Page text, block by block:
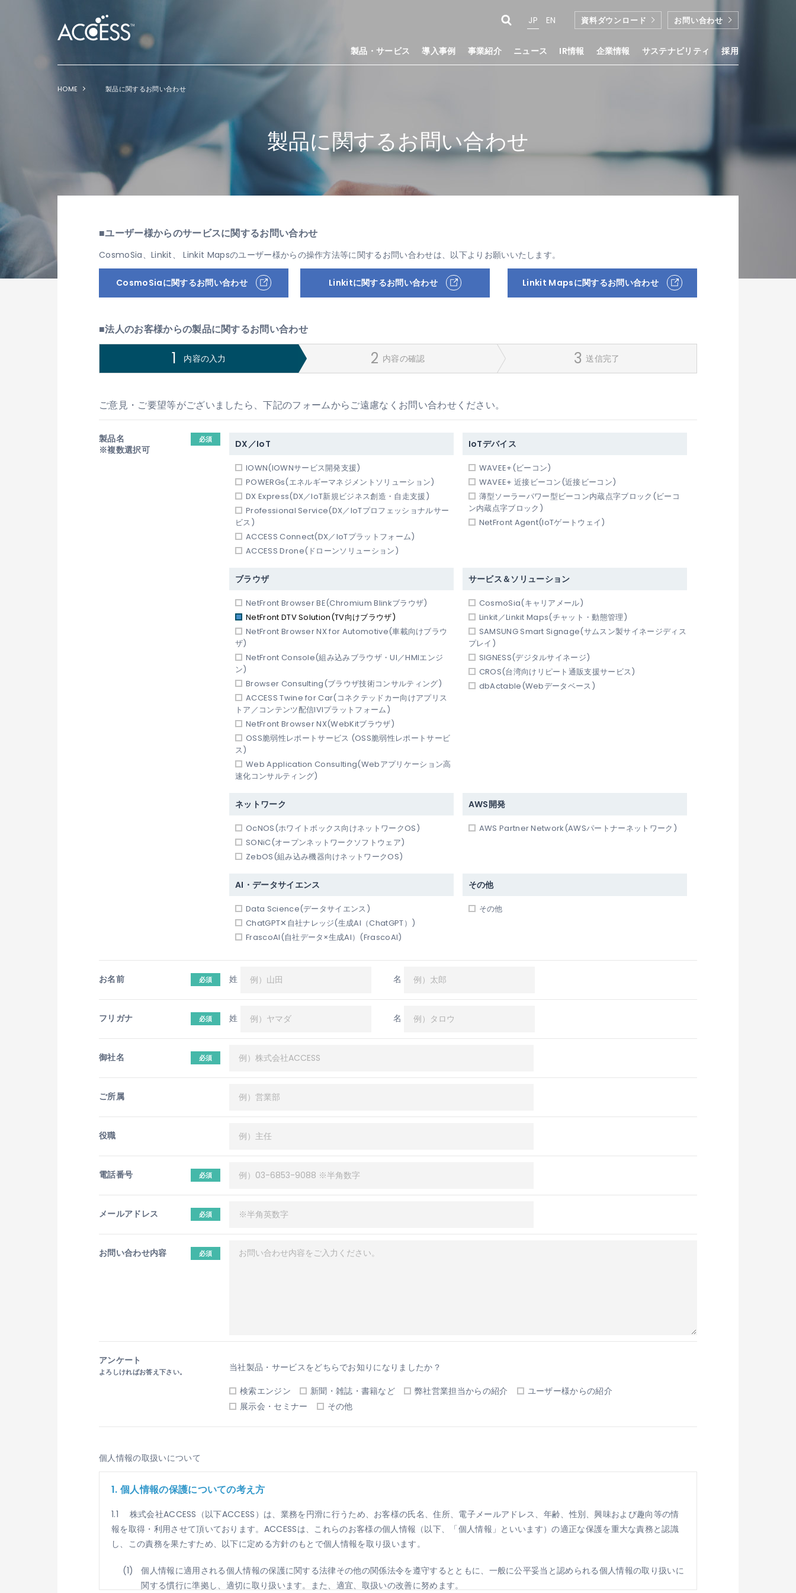
製品・サービス 導入事例 事業紹介 ニュース IR情報 企業情報 サステナビリティ 採用
JP EN 資料ダウンロード お問い合わせ
HOME 製品に関するお問い合わせ
製品に関するお問い合わせ
■ユーザー様からのサービスに関するお問い合わせ
CosmoSia、Linkit、 Linkit Mapsのユーザー様からの操作方法等に関するお問い合わせは、以下よりお願いいたします。
CosmoSiaに関するお問い合わせ Linkit Mapsに関するお問い合わせ
Linkitに関するお問い合わせ
■法人のお客様からの製品に関するお問い合わせ
内容の入力 内容の確認 送信完了
ご意見・ご要望等がございましたら、下記のフォームからご遠慮なくお問い合わせください。
製品名
※複数選択可
必須 DX／IoT
IOWN(IOWNサービス開発支援)
POWERGs(エネルギーマネジメントソリューション)
DX Express(DX／IoT新規ビジネス創造・自走支援)
Professional Service(DX／IoTプロフェッショナルサー
ビス)
ACCESS Connect(DX／IoTプラットフォーム)
ACCESS Drone(ドローンソリューション)
IoTデバイス
WAVEE+(ビーコン)
WAVEE+ 近接ビーコン(近接ビーコン)
薄型ソーラーパワー型ビーコン内蔵点字ブロック(ビーコ
ン内蔵点字ブロック)
NetFront Agent(IoTゲートウェイ)
ブラウザ
NetFront Browser BE(Chromium Blinkブラウザ)
NetFront DTV Solution(TV向けブラウザ)
NetFront Browser NX for Automotive(車載向けブラウ
ザ)
NetFront Console(組み込みブラウザ・UI／HMIエンジ
ン)
Browser Consulting(ブラウザ技術コンサルティング)
ACCESS Twine for Car(コネクテッドカー向けアプリス
トア／コンテンツ配信IVIプラットフォーム)
NetFront Browser NX(WebKitブラウザ)
OSS脆弱性レポートサービス (OSS脆弱性レポートサービ
ス)
Web Application Consulting(Webアプリケーション高
速化コンサルティング)
サービス＆ソリューション
CosmoSia(キャリアメール)
Linkit／Linkit Maps(チャット・動態管理)
SAMSUNG Smart Signage(サムスン製サイネージディス
プレイ)
SIGNESS(デジタルサイネージ)
CROS(台湾向けリピート通販支援サービス)
dbActable(Webデータベース)
ネットワーク
OcNOS(ホワイトボックス向けネットワークOS)
SONiC(オープンネットワークソフトウェア)
ZebOS(組み込み機器向けネットワークOS)
AWS開発
AWS Partner Network(AWSパートナーネットワーク)
AI・データサイエンス
Data Science(データサイエンス)
ChatGPT✕自社ナレッジ(生成AI（ChatGPT）)
FrascoAI(自社データ×生成AI）(FrascoAI)
その他
その他
お名前 必須 姓 名
フリガナ 必須 姓 名
御社名 必須
ご所属
役職
電話番号 必須
メールアドレス 必須
お問い合わせ内容 必須
アンケート
よろしければお答え下さい。
当社製品・サービスをどちらでお知りになりましたか？
検索エンジン
新聞・雑誌・書籍など 弊社営業担当からの紹介
ユーザー様からの紹介
展示会・セミナー
その他
個人情報の取扱いについて
1. 個人情報の保護についての考え方
1.1 株式会社ACCESS（以下ACCESS）は、業務を円滑に行うため、お客様の氏名、住所、電子メールアドレス、年齢、性別、興味および趣向等の情
報を取得・利用させて頂いております。ACCESSは、これらのお客様の個人情報（以下、「個人情報」といいます）の適正な保護を重大な責務と認識
し、この責務を果たすため、以下に定める方針のもとで個人情報を取り扱います。
個人情報に適用される個人情報の保護に関する法律その他の関係法令を遵守するとともに、一般に公平妥当と認められる個人情報の取り扱いに
関する慣行に準拠し、適切に取り扱います。また、適宜、取扱いの改善に努めます。